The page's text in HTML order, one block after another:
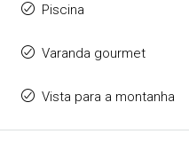
Piscina
Varanda gourmet
Vista para a montanha